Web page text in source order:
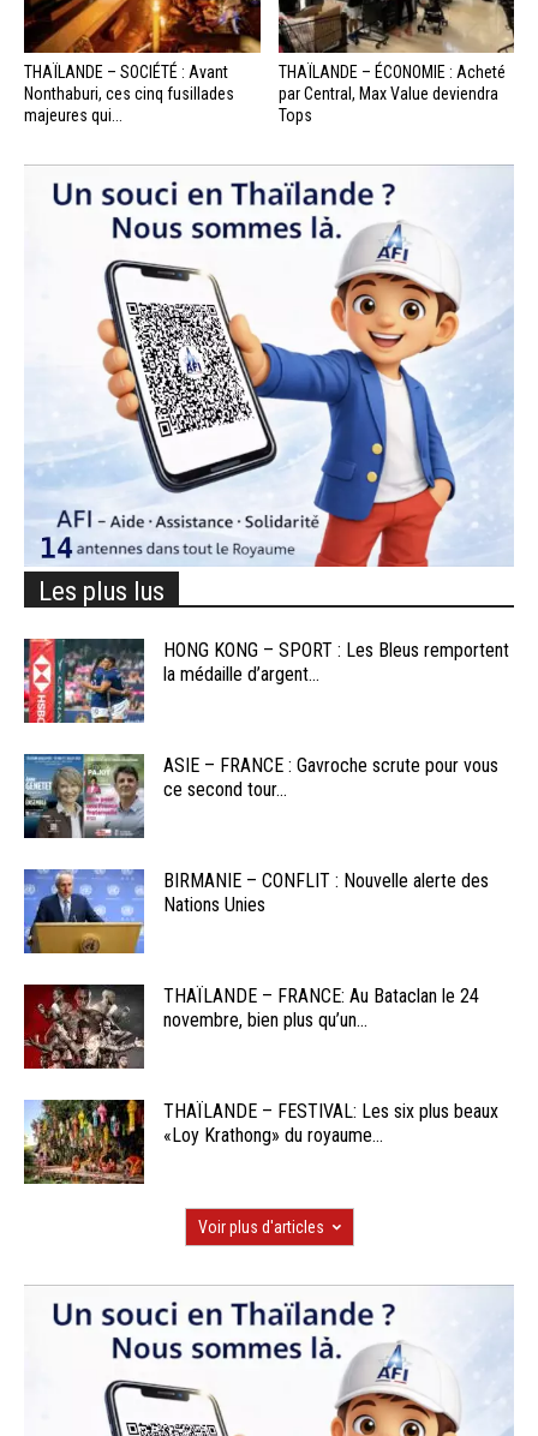
THAÏLANDE – SOCIÉTÉ : Avant
Nonthaburi, ces cinq fusillades
majeures qui...
THAÏLANDE – ÉCONOMIE : Acheté
par Central, Max Value deviendra
Tops
Les plus lus
HONG KONG – SPORT : Les Bleus remportent
la médaille d’argent...
ASIE – FRANCE : Gavroche scrute pour vous
ce second tour...
BIRMANIE – CONFLIT : Nouvelle alerte des
Nations Unies
THAÏLANDE – FRANCE: Au Bataclan le 24
novembre, bien plus qu’un...
THAÏLANDE – FESTIVAL: Les six plus beaux
«Loy Krathong» du royaume...
Voir plus d'articles